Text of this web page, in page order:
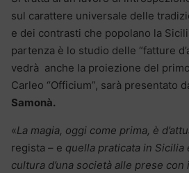
sul carattere universale delle
e dei contrasti che popolano la
partenza è lo studio delle “fatture
vedrà anche la proiezione del
Carleo “Officium”, sarà presentato
Samonà.
«La magia, oggi come prima, è
regista – e quella praticata in
cultura d’una società alle prese